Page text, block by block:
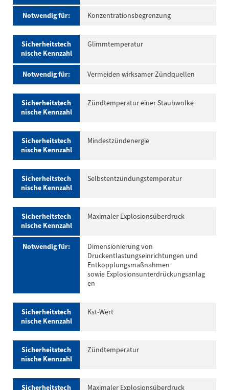
Notwendig für: Konzentrationsbegrenzung
Sicherheitstech
nische Kennzahl
Glimmtemperatur
Notwendig für: Vermeiden wirksamer Zündquellen
Sicherheitstech
nische Kennzahl
Zündtemperatur einer Staubwolke
Sicherheitstech
nische Kennzahl
Mindestzündenergie
Sicherheitstech
nische Kennzahl
Selbstentzündungstemperatur
Sicherheitstech
nische Kennzahl
Maximaler Explosionsüberdruck
Notwendig für:
Dimensionierung von
Druckentlastungseinrichtungen und
Entkopplungsmaßnahmen
sowie Explosionsunterdrückungsanlag
en
Sicherheitstech
nische Kennzahl
Kst-Wert
Sicherheitstech
nische Kennzahl
Zündtemperatur
Sicherheitstech Maximaler Explosionsüberdruck